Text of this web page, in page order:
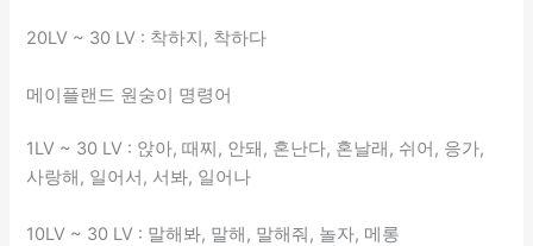
20LV ~ 30 LV : 착하지, 착하다
메이플랜드 원숭이 명령어
1LV ~ 30 LV : 앉아, 때찌, 안돼, 혼난다, 혼날래, 쉬어, 응가,
사랑해, 일어서, 서봐, 일어나
10LV ~ 30 LV : 말해봐, 말해, 말해줘, 놀자, 메롱